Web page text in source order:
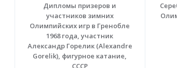
Дипломы призеров и
участников зимних
Олимпийских игр в Гренобле
1968 года, участник
Александр Горелик (Alexandre
Gorelik), фигурное катание,
СССР